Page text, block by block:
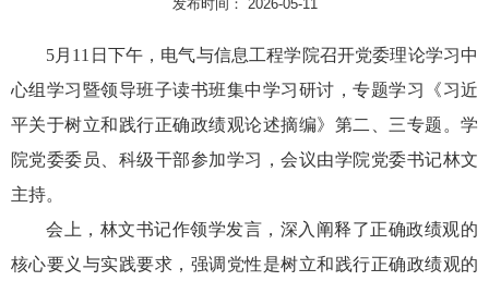
发布时间： 2026-05-11
5月11日下午，电气与信息工程学院召开党委理论学习中
心组学习暨领导班子读书班集中学习研讨，专题学习《习近
平关于树立和践行正确政绩观论述摘编》第二、三专题。学
院党委委员、科级干部参加学习，会议由学院党委书记林文
主持。
会上，林文书记作领学发言，深入阐释了正确政绩观的
核心要义与实践要求，强调党性是树立和践行正确政绩观的